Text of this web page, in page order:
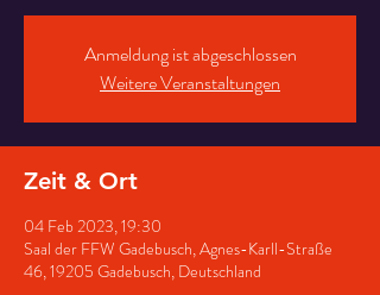
Anmeldung ist abgeschlossen
Weitere Veranstaltungen
Zeit & Ort
04 Feb 2023, 19:30
Saal der FFW Gadebusch, Agnes-Karll-Straße
46, 19205 Gadebusch, Deutschland